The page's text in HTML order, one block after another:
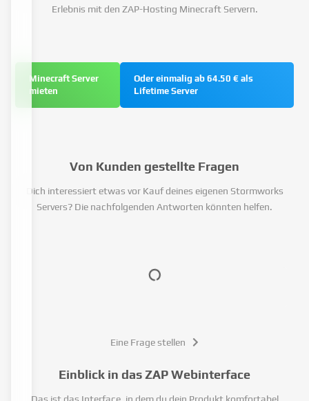
Erlebnis mit den ZAP-Hosting Minecraft Servern.
Minecraft Server
mieten
Oder einmalig ab 64.50 € als
Lifetime Server
Von Kunden gestellte Fragen
Dich interessiert etwas vor Kauf deines eigenen Stormworks
Servers? Die nachfolgenden Antworten könnten helfen.
Eine Frage stellen
Einblick in das ZAP Webinterface
Das ist das Interface, in dem du dein Produkt komfortabel